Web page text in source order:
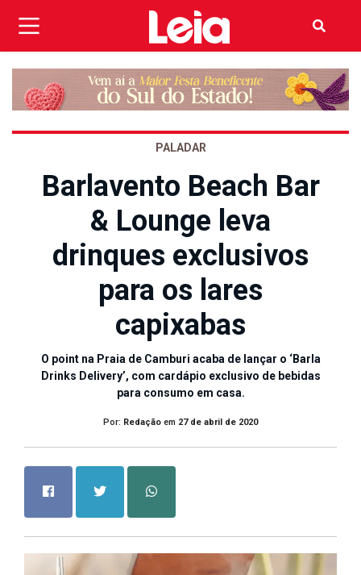
PALADAR
Barlavento Beach Bar
& Lounge leva
drinques exclusivos
para os lares
capixabas
O point na Praia de Camburi acaba de lançar o ‘Barla
Drinks Delivery’, com cardápio exclusivo de bebidas
para consumo em casa.
Por: Redação em 27 de abril de 2020